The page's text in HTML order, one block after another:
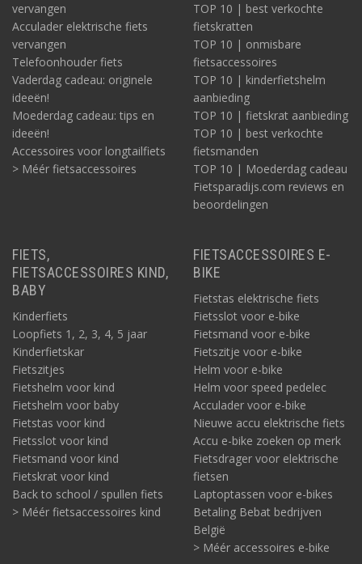
vervangen
Acculader elektrische fiets
vervangen
Telefoonhouder fiets
Vaderdag cadeau: originele
ideeën!
Moederdag cadeau: tips en
ideeën!
Accessoires voor longtailfiets
> Méér fietsaccessoires
TOP 10 | best verkochte
fietskratten
TOP 10 | onmisbare
fietsaccessoires
TOP 10 | kinderfietshelm
aanbieding
TOP 10 | fietskrat aanbieding
TOP 10 | best verkochte
fietsmanden
TOP 10 | Moederdag cadeau
Fietsparadijs.com reviews en
beoordelingen
FIETS,
FIETSACCESSOIRES KIND,
BABY
Kinderfiets
Loopfiets 1, 2, 3, 4, 5 jaar
Kinderfietskar
Fietszitjes
Fietshelm voor kind
Fietshelm voor baby
Fietstas voor kind
Fietsslot voor kind
Fietsmand voor kind
Fietskrat voor kind
Back to school / spullen fiets
> Méér fietsaccessoires kind
FIETSACCESSOIRES E-
BIKE
Fietstas elektrische fiets
Fietsslot voor e-bike
Fietsmand voor e-bike
Fietszitje voor e-bike
Helm voor e-bike
Helm voor speed pedelec
Acculader voor e-bike
Nieuwe accu elektrische fiets
Accu e-bike zoeken op merk
Fietsdrager voor elektrische
fietsen
Laptoptassen voor e-bikes
Betaling Bebat bedrijven
België
> Méér accessoires e-bike